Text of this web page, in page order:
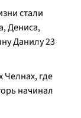
стали
Дениса,
Данилу 23
где
начинал